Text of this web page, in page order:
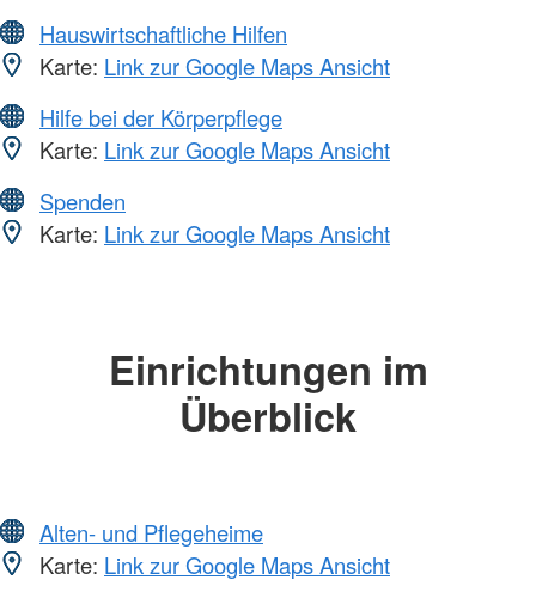
Hauswirtschaftliche Hilfen
Karte: Link zur Google Maps Ansicht
Hilfe bei der Körperpflege
Karte: Link zur Google Maps Ansicht
Spenden
Karte: Link zur Google Maps Ansicht
Einrichtungen im
Überblick
Alten- und Pflegeheime
Karte: Link zur Google Maps Ansicht